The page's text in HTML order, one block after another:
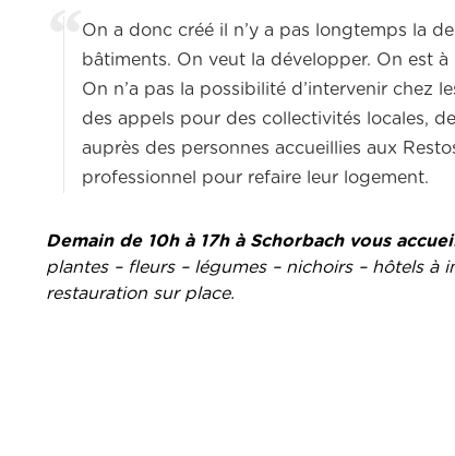
On a donc créé il n’y a pas longtemps la
bâtiments. On veut la développer. On est
On n’a pas la possibilité d’intervenir chez
des appels pour des collectivités locales,
auprès des personnes accueillies aux
professionnel pour refaire leur logement.
Demain de 10h à 17h à Schorbach vous
plantes – fleurs – légumes – nichoirs – hôtels
restauration sur place.